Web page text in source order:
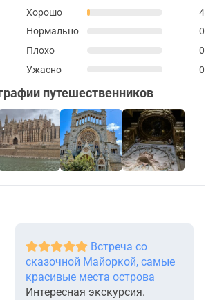
Хорошо
4
Нормально
0
Плохо
0
Ужасно
0
путешественников
Встреча со
сказочной Майоркой, самые
красивые места острова
Интересная экскурсия.